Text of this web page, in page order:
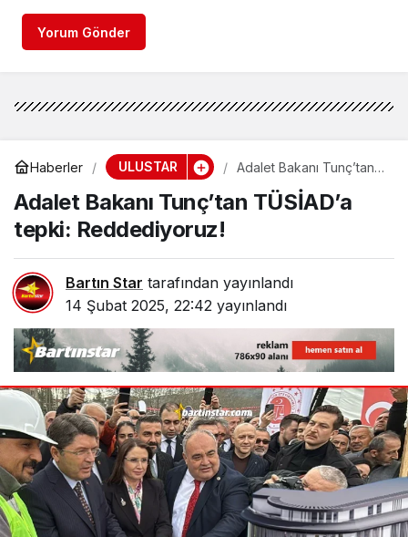
Yorum Gönder
Haberler ULUSTAR
Adalet Bakanı Tunç’tan
Reddediyoruz!
Adalet Bakanı Tunç’tan TÜSİAD’a
tepki: Reddediyoruz!
Bartın Star tarafından yayınlandı
14 Şubat 2025, 22:42 yayınlandı